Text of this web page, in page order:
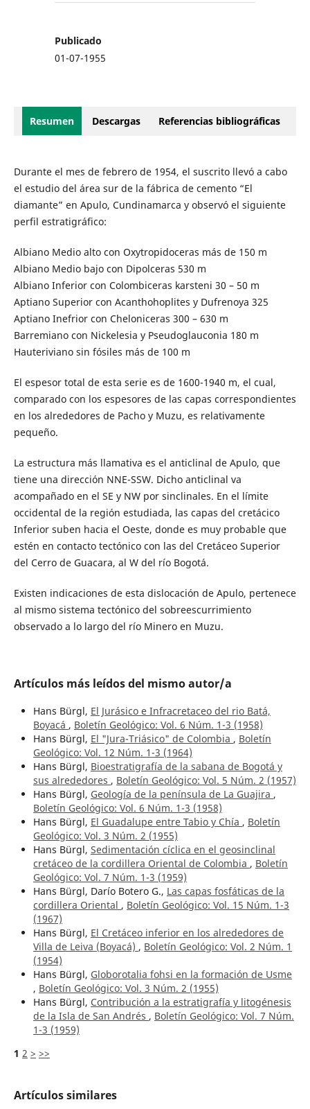
Publicado
01-07-1955
Resumen Descargas Referencias bibliográficas
Durante el mes de febrero de 1954, el suscrito llevó a cabo
el estudio del área sur de la fábrica de cemento “El
diamante” en Apulo, Cundinamarca y observó el siguiente
perfil estratigráfico:
Albiano Medio alto con Oxytropidoceras más de 150 m
Albiano Medio bajo con Dipolceras 530 m
Albiano Inferior con Colombiceras karsteni 30 – 50 m
Aptiano Superior con Acanthohoplites y Dufrenoya 325
Aptiano Inefrior con Cheloniceras 300 – 630 m
Barremiano con Nickelesia y Pseudoglauconia 180 m
Hauteriviano sin fósiles más de 100 m
El espesor total de esta serie es de 1600-1940 m, el cual,
comparado con los espesores de las capas correspondientes
en los alrededores de Pacho y Muzu, es relativamente
pequeño.
La estructura más llamativa es el anticlinal de Apulo, que
tiene una dirección NNE-SSW. Dicho anticlinal va
acompañado en el SE y NW por sinclinales. En el límite
occidental de la región estudiada, las capas del cretácico
Inferior suben hacia el Oeste, donde es muy probable que
estén en contacto tectónico con las del Cretáceo Superior
del Cerro de Guacara, al W del río Bogotá.
Existen indicaciones de esta dislocación de Apulo, pertenece
al mismo sistema tectónico del sobreescurrimiento
observado a lo largo del río Minero en Muzu.
Artículos más leídos del mismo autor/a
Hans Bürgl, El Jurásico e Infracretaceo del rio Batá,
Boyacá , Boletín Geológico: Vol. 6 Núm. 1-3 (1958)
Hans Bürgl, El "Jura-Triásico" de Colombia , Boletín
Geológico: Vol. 12 Núm. 1-3 (1964)
Hans Bürgl, Bioestratigrafía de la sabana de Bogotá y
sus alrededores , Boletín Geológico: Vol. 5 Núm. 2 (1957)
Hans Bürgl, Geología de la península de La Guajira ,
Boletín Geológico: Vol. 6 Núm. 1-3 (1958)
Hans Bürgl, El Guadalupe entre Tabio y Chía , Boletín
Geológico: Vol. 3 Núm. 2 (1955)
Hans Bürgl, Sedimentación cíclica en el geosinclinal
cretáceo de la cordillera Oriental de Colombia , Boletín
Geológico: Vol. 7 Núm. 1-3 (1959)
Hans Bürgl, Darío Botero G., Las capas fosfáticas de la
cordillera Oriental , Boletín Geológico: Vol. 15 Núm. 1-3
(1967)
Hans Bürgl, El Cretáceo inferior en los alrededores de
Villa de Leiva (Boyacá) , Boletín Geológico: Vol. 2 Núm. 1
(1954)
Hans Bürgl, Globorotalia fohsi en la formación de Usme
, Boletín Geológico: Vol. 3 Núm. 2 (1955)
Hans Bürgl, Contribución a la estratigrafía y litogénesis
de la Isla de San Andrés , Boletín Geológico: Vol. 7 Núm.
1-3 (1959)
1 2 > >>
Artículos similares